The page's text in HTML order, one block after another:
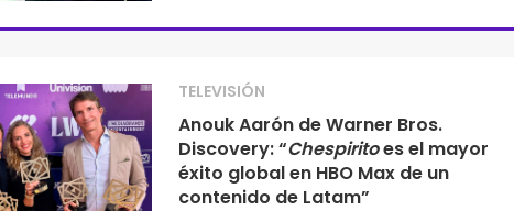
TELEVISIÓN
Anouk Aarón de Warner Bros.
Discovery: “Chespiritoes el mayor
éxito global en HBO Max de un
contenido de Latam”